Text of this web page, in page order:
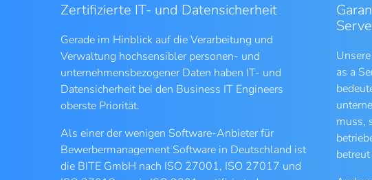
Zertifizierte IT- und Datensicherheit
Gerade im Hinblick auf die Verarbeitung und
Verwaltung hochsensibler personen- und
unternehmensbezogener Daten haben IT- und
Datensicherheit bei den Business IT Engineers
oberste Priorität.
Als einer der wenigen Software-Anbieter für
Bewerbermanagement Software in Deutschland ist
die BITE GmbH nach ISO 27001, ISO 27017 und
as a
muss,